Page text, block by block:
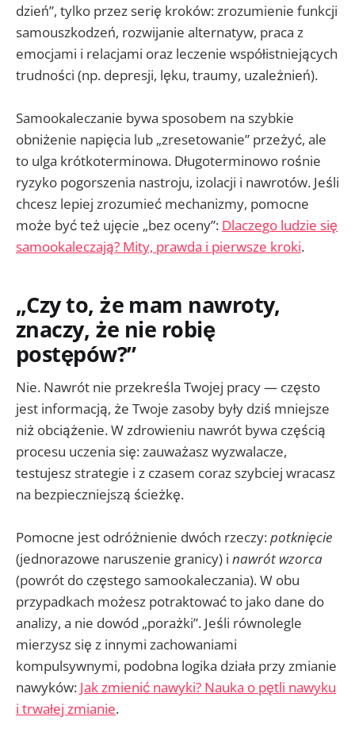
dzień”, tylko przez serię kroków: zrozumienie funkcji
samouszkodzeń, rozwijanie alternatyw, praca z
emocjami i relacjami oraz leczenie współistniejących
trudności (np. depresji, lęku, traumy, uzależnień).
Samookaleczanie bywa sposobem na szybkie
obniżenie napięcia lub „zresetowanie” przeżyć, ale
to ulga krótkoterminowa. Długoterminowo rośnie
ryzyko pogorszenia nastroju, izolacji i nawrotów. Jeśli
chcesz lepiej zrozumieć mechanizmy, pomocne
może być też ujęcie „bez oceny”: Dlaczego ludzie się
samookaleczają? Mity, prawda i pierwsze kroki.
„Czy to, że mam nawroty,
znaczy, że nie robię
postępów?”
Nie. Nawrót nie przekreśla Twojej pracy — często
jest informacją, że Twoje zasoby były dziś mniejsze
niż obciążenie. W zdrowieniu nawrót bywa częścią
procesu uczenia się: zauważasz wyzwalacze,
testujesz strategie i z czasem coraz szybciej wracasz
na bezpieczniejszą ścieżkę.
Pomocne jest odróżnienie dwóch rzeczy:potknięcie
(jednorazowe naruszenie granicy) i nawrót wzorca
(powrót do częstego samookaleczania). W obu
przypadkach możesz potraktować to jako dane do
analizy, a nie dowód „porażki”. Jeśli równolegle
mierzysz się z innymi zachowaniami
kompulsywnymi, podobna logika działa przy zmianie
nawyków: Jak zmienić nawyki? Nauka o pętli nawyku
i trwałej zmianie.